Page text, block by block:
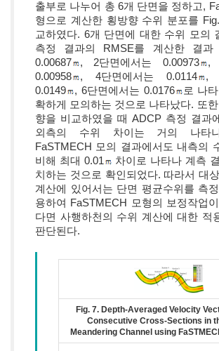
출부로 나누어 총 6개 단면을 정하고,
형으로 계산한 횡방향 수위 분포를
교하였다. 6개 단면에 대한 수위 모의
측정 결과의 RMSE를 계산한 결과
0.00687
, 2단면에서는 0.00973
,
0.00958
, 4단면에서는 0.0114
,
0.0149
, 6단면에서는 0.0176
로 나
확하게 모의하는 것으로 나타났다. 또
향을 비교하였을 때 ADCP 측정 결과
외측의 수위 차이는 거의 나타
FaSTMECH 모의 결과에서도 내측의
비해 최대 0.01
차이로 나타나 계측
치하는 것으로 확인되었다. 따라서 대
계산에 있어서는 단면 평균수위를 측
용하여 FaSTMECH 모형의 보정작업
다면 사행하천의 수위 계산에 대한 적
판단된다.
Fig. 7. Depth-Averaged Velocity
Consecutive Cross-Sections in
Meandering Channel using